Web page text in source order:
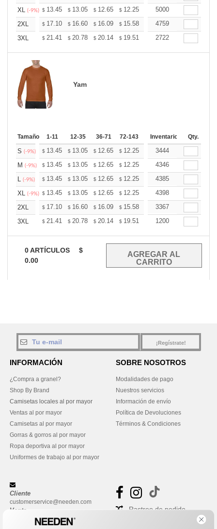
XL (-9%) $ 13.45 $ 13.05 $ 12.65 $ 12.25 11.85
5000
2XL
$ 17.10 $ 16.60 $ 16.09 $ 15.58 15.08
4759
3XL
$ 21.41 $ 20.78 $ 20.14 $ 19.51 18.87
2722
Yam
Tamaño 1-11 12-35 36-71 72-143 144-287 288 +
Inventario Qty.
S (-9%) $ 13.45 $ 13.05 $ 12.65 $ 12.25 11.85
3444
M (-9%) $ 13.45 $ 13.05 $ 12.65 $ 12.25 11.85
4346
L (-9%) $ 13.45 $ 13.05 $ 12.65 $ 12.25 11.85
4385
XL (-9%) $ 13.45 $ 13.05 $ 12.65 $ 12.25 11.85
4398
2XL
$ 17.10 $ 16.60 $ 16.09 $ 15.58 15.08
3367
3XL
$ 21.41 $ 20.78 $ 20.14 $ 19.51 18.87
1200
0ARTÍCULOS
$
0.00
¡Regístrate!
INFORMACIÓN
¿Compra a granel?
Shop By Brand
Camisetas locales al por mayor
Ventas al por mayor
Camisetas al por mayor
Gorras & gorros al por mayor
Ropa deportiva al por mayor
Uniformes de trabajo al por mayor
SOBRE NOSOTROS
Modalidades de pago
Nuestros servicios
Información de envío
Política de Devoluciones
Términos & Condiciones
Cliente
customerservice@needen.com
Venta
sales@needen.com
Rastreo de pedido